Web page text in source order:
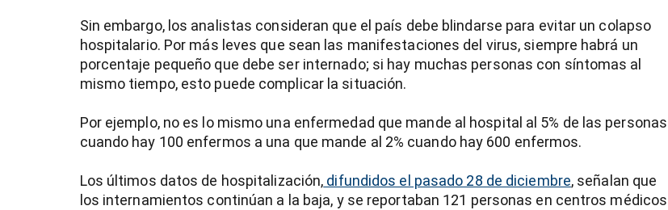
Sin embargo, los analistas consideran que el país debe blindarse para evitar un colapso
hospitalario. Por más leves que sean las manifestaciones del virus, siempre habrá un
porcentaje pequeño que debe ser internado; si hay muchas personas con síntomas al
mismo tiempo, esto puede complicar la situación.
Por ejemplo, no es lo mismo una enfermedad que mande al hospital al 5% de las personas
cuando hay 100 enfermos a una que mande al 2% cuando hay 600 enfermos.
Los últimos datos de hospitalización, difundidos el pasado 28 de diciembre, señalan que
los internamientos continúan a la baja, y se reportaban 121 personas en centros médicos